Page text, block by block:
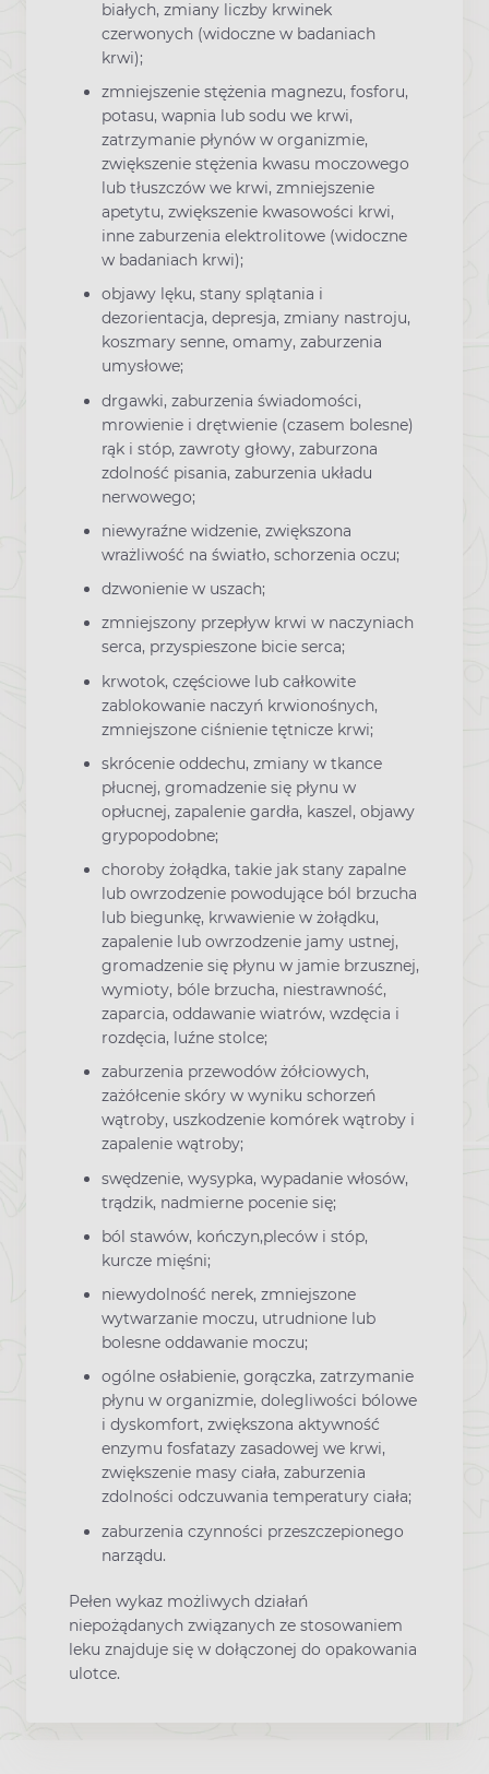
białych, zmiany liczby krwinek
czerwonych (widoczne w badaniach
krwi);
zmniejszenie stężenia magnezu, fosforu,
potasu, wapnia lub sodu we krwi,
zatrzymanie płynów w organizmie,
zwiększenie stężenia kwasu moczowego
lub tłuszczów we krwi, zmniejszenie
apetytu, zwiększenie kwasowości krwi,
inne zaburzenia elektrolitowe (widoczne
w badaniach krwi);
objawy lęku, stany splątania i
dezorientacja, depresja, zmiany nastroju,
koszmary senne, omamy, zaburzenia
umysłowe;
drgawki, zaburzenia świadomości,
mrowienie i drętwienie (czasem bolesne)
rąk i stóp, zawroty głowy, zaburzona
zdolność pisania, zaburzenia układu
nerwowego;
niewyraźne widzenie, zwiększona
wrażliwość na światło, schorzenia oczu;
dzwonienie w uszach;
zmniejszony przepływ krwi w naczyniach
serca, przyspieszone bicie serca;
krwotok, częściowe lub całkowite
zablokowanie naczyń krwionośnych,
zmniejszone ciśnienie tętnicze krwi;
skrócenie oddechu, zmiany w tkance
płucnej, gromadzenie się płynu w
opłucnej, zapalenie gardła, kaszel, objawy
grypopodobne;
choroby żołądka, takie jak stany zapalne
lub owrzodzenie powodujące ból brzucha
lub biegunkę, krwawienie w żołądku,
zapalenie lub owrzodzenie jamy ustnej,
gromadzenie się płynu w jamie brzusznej,
wymioty, bóle brzucha, niestrawność,
zaparcia, oddawanie wiatrów, wzdęcia i
rozdęcia, luźne stolce;
zaburzenia przewodów żółciowych,
zażółcenie skóry w wyniku schorzeń
wątroby, uszkodzenie komórek wątroby i
zapalenie wątroby;
swędzenie, wysypka, wypadanie włosów,
trądzik, nadmierne pocenie się;
ból stawów, kończyn,pleców i stóp,
kurcze mięśni;
niewydolność nerek, zmniejszone
wytwarzanie moczu, utrudnione lub
bolesne oddawanie moczu;
ogólne osłabienie, gorączka, zatrzymanie
płynu w organizmie, dolegliwości bólowe
i dyskomfort, zwiększona aktywność
enzymu fosfatazy zasadowej we krwi,
zwiększenie masy ciała, zaburzenia
zdolności odczuwania temperatury ciała;
zaburzenia czynności przeszczepionego
narządu.
Pełen wykaz możliwych działań
niepożądanych związanych ze stosowaniem
leku znajduje się w dołączonej do opakowania
ulotce.